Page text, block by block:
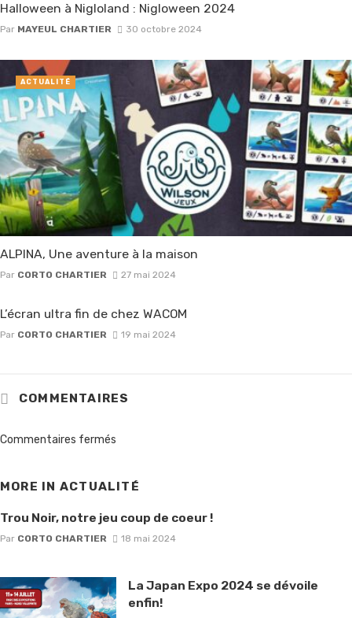
Halloween à Nigloland : Nigloween 2024
Par MAYEUL CHARTIER 30 octobre 2024
ALPINA, Une aventure à la maison
Par CORTO CHARTIER 27 mai 2024
ACTUALITÉ
L’écran ultra fin de chez WACOM
Par CORTO CHARTIER 19 mai 2024
COMMENTAIRES
Commentaires fermés
MORE IN ACTUALITÉ
Trou Noir, notre jeu coup de coeur !
Par CORTO CHARTIER 18 mai 2024
La Japan Expo 2024 se dévoile
enfin!